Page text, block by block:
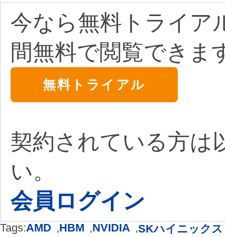
今なら無料トライア
間無料で閲覧できま
無料トライアル
契約されている方は
い。
会員ログイン
Tags:AMD ,HBM ,NVIDIA ,SKハイニックス